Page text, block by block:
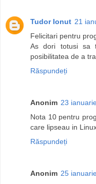
Tudor Ionut 21
Felicitari pentru
As dori totusi sa
posibilitatea de a
Răspundeți
Anonim 23
Nota 10 pentru
care lipseau in
Răspundeți
Anonim 25